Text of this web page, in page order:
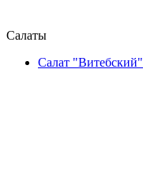
Салаты
Салат "Витебский"